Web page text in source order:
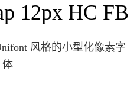
12px HC FB
风格的小型化像素字
体